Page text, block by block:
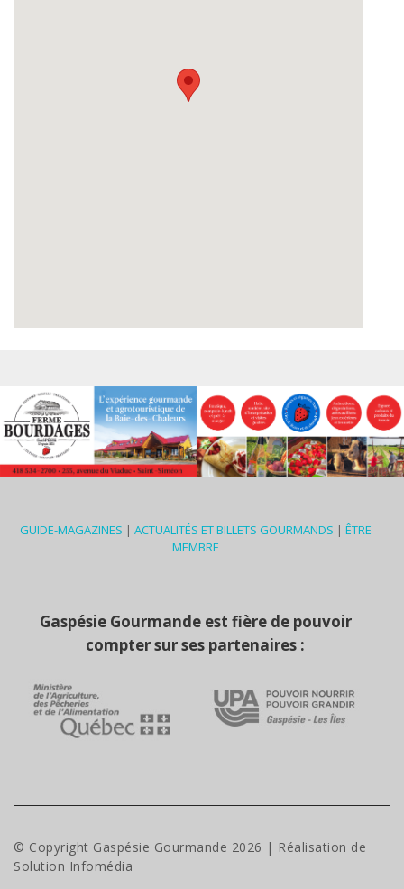
GUIDE-MAGAZINES | ACTUALITÉS ET BILLETS GOURMANDS | ÊTRE
MEMBRE
Gaspésie Gourmande est fière de pouvoir
compter sur ses partenaires :
© Copyright Gaspésie Gourmande 2026 | Réalisation de
Solution Infomédia